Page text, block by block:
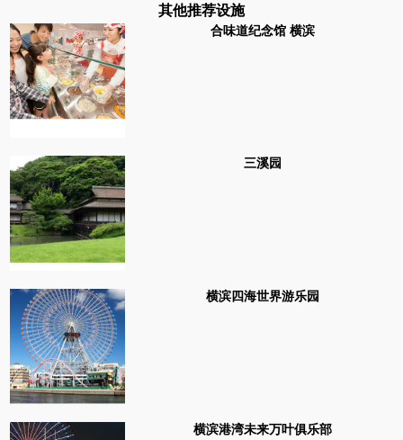
其他推荐设施
合味道纪念馆 横滨
三溪园
横滨四海世界游乐园
横滨港湾未来万叶俱乐部